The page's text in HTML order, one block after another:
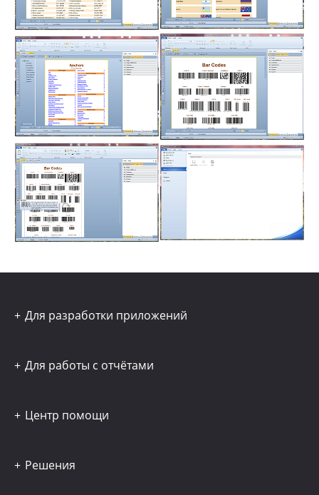
Для разработки приложений
Для работы с отчётами
Центр помощи
Решения